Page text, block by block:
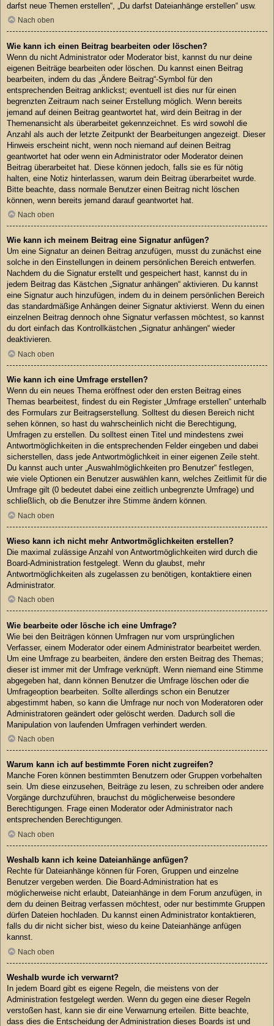
darfst neue Themen erstellen“, „Du darfst Dateianhänge erstellen“ usw.
Nach oben
Wie kann ich einen Beitrag bearbeiten oder löschen?
Wenn du nicht Administrator oder Moderator bist, kannst du nur deine
eigenen Beiträge bearbeiten oder löschen. Du kannst einen Beitrag
bearbeiten, indem du das „Ändere Beitrag“-Symbol für den
entsprechenden Beitrag anklickst; eventuell ist dies nur für einen
begrenzten Zeitraum nach seiner Erstellung möglich. Wenn bereits
jemand auf deinen Beitrag geantwortet hat, wird dein Beitrag in der
Themenansicht als überarbeitet gekennzeichnet. Es wird sowohl die
Anzahl als auch der letzte Zeitpunkt der Bearbeitungen angezeigt. Dieser
Hinweis erscheint nicht, wenn noch niemand auf deinen Beitrag
geantwortet hat oder wenn ein Administrator oder Moderator deinen
Beitrag überarbeitet hat. Diese können jedoch, falls sie es für nötig
halten, eine Notiz hinterlassen, warum dein Beitrag überarbeitet wurde.
Bitte beachte, dass normale Benutzer einen Beitrag nicht löschen
können, wenn bereits jemand darauf geantwortet hat.
Nach oben
Wie kann ich meinem Beitrag eine Signatur anfügen?
Um eine Signatur an deinen Beitrag anzufügen, musst du zunächst eine
solche in den Einstellungen in deinem persönlichen Bereich entwerfen.
Nachdem du die Signatur erstellt und gespeichert hast, kannst du in
jedem Beitrag das Kästchen „Signatur anhängen“ aktivieren. Du kannst
eine Signatur auch hinzufügen, indem du in deinem persönlichen Bereich
das standardmäßige Anhängen deiner Signatur aktivierst. Wenn du einen
einzelnen Beitrag dennoch ohne Signatur verfassen möchtest, so kannst
du dort einfach das Kontrollkästchen „Signatur anhängen“ wieder
deaktivieren.
Nach oben
Wie kann ich eine Umfrage erstellen?
Wenn du ein neues Thema eröffnest oder den ersten Beitrag eines
Themas bearbeitest, findest du ein Register „Umfrage erstellen“ unterhalb
des Formulars zur Beitragserstellung. Solltest du diesen Bereich nicht
sehen können, so hast du wahrscheinlich nicht die Berechtigung,
Umfragen zu erstellen. Du solltest einen Titel und mindestens zwei
Antwortmöglichkeiten in die entsprechenden Felder eingeben und dabei
sicherstellen, dass jede Antwortmöglichkeit in einer eigenen Zeile steht.
Du kannst auch unter „Auswahlmöglichkeiten pro Benutzer“ festlegen,
wie viele Optionen ein Benutzer auswählen kann, welches Zeitlimit für die
Umfrage gilt (0 bedeutet dabei eine zeitlich unbegrenzte Umfrage) und
schließlich, ob die Benutzer ihre Stimme ändern können.
Nach oben
Wieso kann ich nicht mehr Antwortmöglichkeiten erstellen?
Die maximal zulässige Anzahl von Antwortmöglichkeiten wird durch die
Board-Administration festgelegt. Wenn du glaubst, mehr
Antwortmöglichkeiten als zugelassen zu benötigen, kontaktiere einen
Administrator.
Nach oben
Wie bearbeite oder lösche ich eine Umfrage?
Wie bei den Beiträgen können Umfragen nur vom ursprünglichen
Verfasser, einem Moderator oder einem Administrator bearbeitet werden.
Um eine Umfrage zu bearbeiten, ändere den ersten Beitrag des Themas;
dieser ist immer mit der Umfrage verknüpft. Wenn niemand eine Stimme
abgegeben hat, dann können Benutzer die Umfrage löschen oder die
Umfrageoption bearbeiten. Sollte allerdings schon ein Benutzer
abgestimmt haben, so kann die Umfrage nur noch von Moderatoren oder
Administratoren geändert oder gelöscht werden. Dadurch soll die
Manipulation von laufenden Umfragen verhindert werden.
Nach oben
Warum kann ich auf bestimmte Foren nicht zugreifen?
Manche Foren können bestimmten Benutzern oder Gruppen vorbehalten
sein. Um diese einzusehen, Beiträge zu lesen, zu schreiben oder andere
Vorgänge durchzuführen, brauchst du möglicherweise besondere
Berechtigungen. Frage einen Moderator oder Administrator nach
entsprechenden Berechtigungen.
Nach oben
Weshalb kann ich keine Dateianhänge anfügen?
Rechte für Dateianhänge können für Foren, Gruppen und einzelne
Benutzer vergeben werden. Die Board-Administration hat es
möglicherweise nicht erlaubt, Dateianhänge in dem Forum anzufügen, in
dem du deinen Beitrag verfassen möchtest, oder nur bestimmte Gruppen
dürfen Dateien hochladen. Du kannst einen Administrator kontaktieren,
falls du dir nicht sicher bist, wieso du keine Dateianhänge anfügen
kannst.
Nach oben
Weshalb wurde ich verwarnt?
In jedem Board gibt es eigene Regeln, die meistens von der
Administration festgelegt werden. Wenn du gegen eine dieser Regeln
verstoßen hast, kann sie dir eine Verwarnung erteilen. Bitte beachte,
dass dies die Entscheidung der Administration dieses Boards ist und